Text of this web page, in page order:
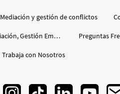
Mediación y gestión de conflictos
Blog de Mediación, Gestión Emocional Preguntas
Trabaja con Nosotros